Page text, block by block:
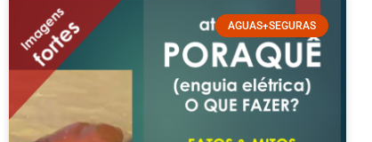
AGUAS+SEGURAS